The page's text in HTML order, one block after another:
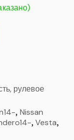
рулевое
, Nissan
, Vesta,